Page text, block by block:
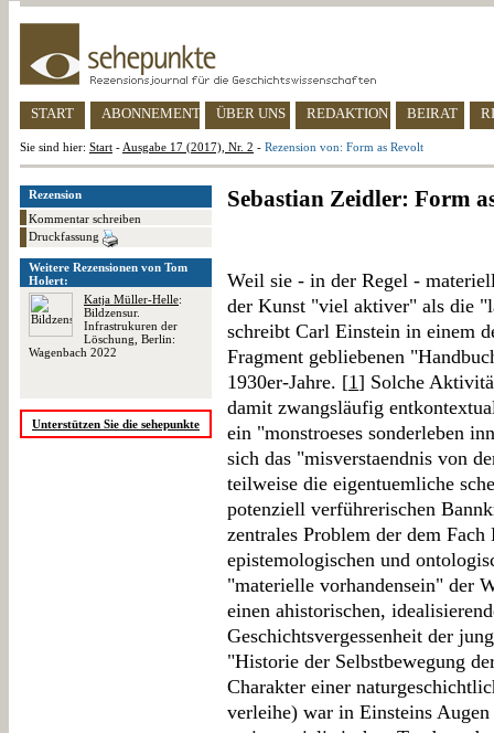
START ABONNEMENT ÜBER UNS REDAKTION BEIRAT
Sie sind hier: Start - Ausgabe 17 (2017), Nr. 2 - Rezension von: Form as Revolt
Rezension
Kommentar schreiben
Druckfassung
Weitere Rezensionen von Tom
Holert:
Katja Müller-Helle:
Bildzensur.
Infrastrukuren der
Löschung, Berlin:
Wagenbach 2022
Unterstützen Sie die sehepunkte
Sebastian Zeidler: Form
Weil sie - in der Regel -
der Kunst "viel aktiver" als die
schreibt Carl Einstein in einem
Fragment gebliebenen
1930er-Jahre. [1] Solche
damit zwangsläufig
ein "monstroeses sonderleben
sich das "misverstaendnis von
teilweise die eigentuemliche
potenziell verführerischen
zentrales Problem der dem
epistemologischen und
"materielle vorhandensein" der
einen ahistorischen,
Geschichtsvergessenheit der
"Historie der Selbstbewegung
Charakter einer
verleihe) war in Einsteins